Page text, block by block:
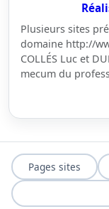
Plusieurs sites
domaine http://
COLLÉS Luc et
mecum du
Pages sites